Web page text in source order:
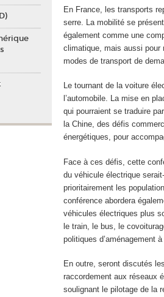
En France, les transports
serre. La mobilité se
également comme une
climatique, mais aussi pour
modes de transport de
Le tournant de la voiture
l’automobile. La mise en
qui pourraient se traduire
la Chine, des défis
énergétiques, pour
Face à ces défis, cette
du véhicule électrique
prioritairement les
conférence abordera
véhicules électriques plus
le train, le bus, le
politiques d’aménagement à
En outre, seront discutés
raccordement aux réseaux
soulignant le pilotage de la